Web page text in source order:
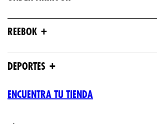
REEBOK +
DEPORTES +
ENCUENTRA TU TIENDA